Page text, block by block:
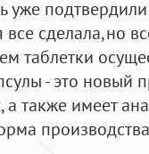
уже
сделала,но
таблетки
- это новый
также имеет